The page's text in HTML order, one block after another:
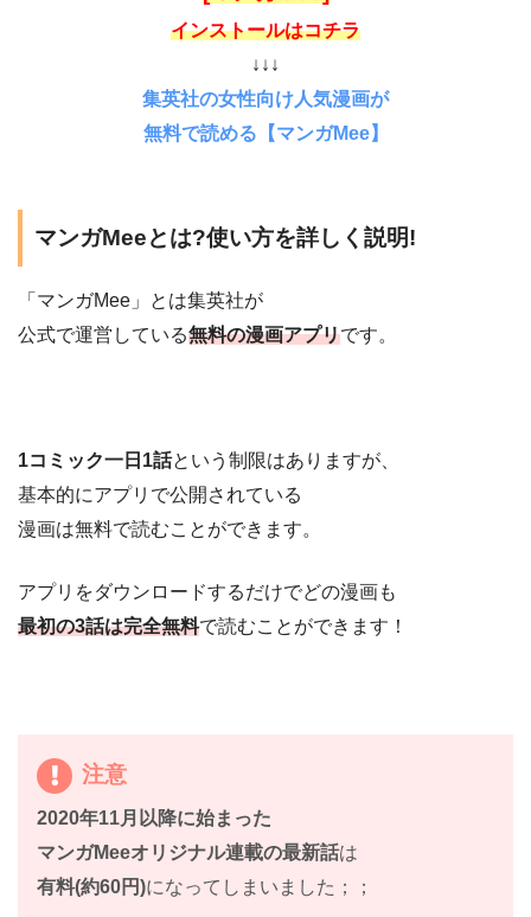
インストールはコチラ
↓↓↓
集英社の女性向け人気漫画が
無料で読める【マンガMee】
マンガMeeとは?使い方を詳しく説明!
「マンガMee」とは集英社が
公式で運営している無料の漫画アプリです。
1コミック一日1話という制限はありますが、
基本的にアプリで公開されている
漫画は無料で読むことができます。
アプリをダウンロードするだけでどの漫画も
最初の3話は完全無料で読むことができます！
注意
2020年11月以降に始まった
マンガMeeオリジナル連載の最新話は
有料(約60円)になってしまいました；；